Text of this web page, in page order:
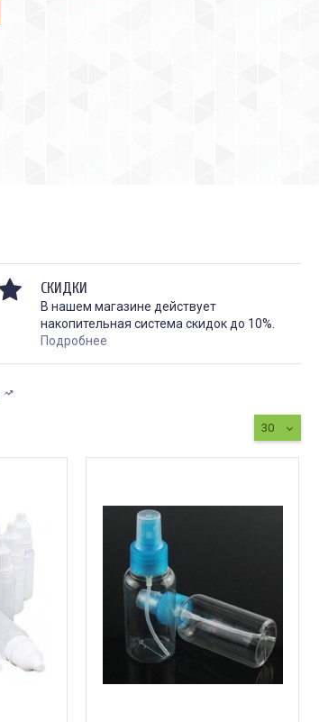
СКИДКИ
В нашем магазине действует
накопительная система скидок до 10%.
Подробнее
30